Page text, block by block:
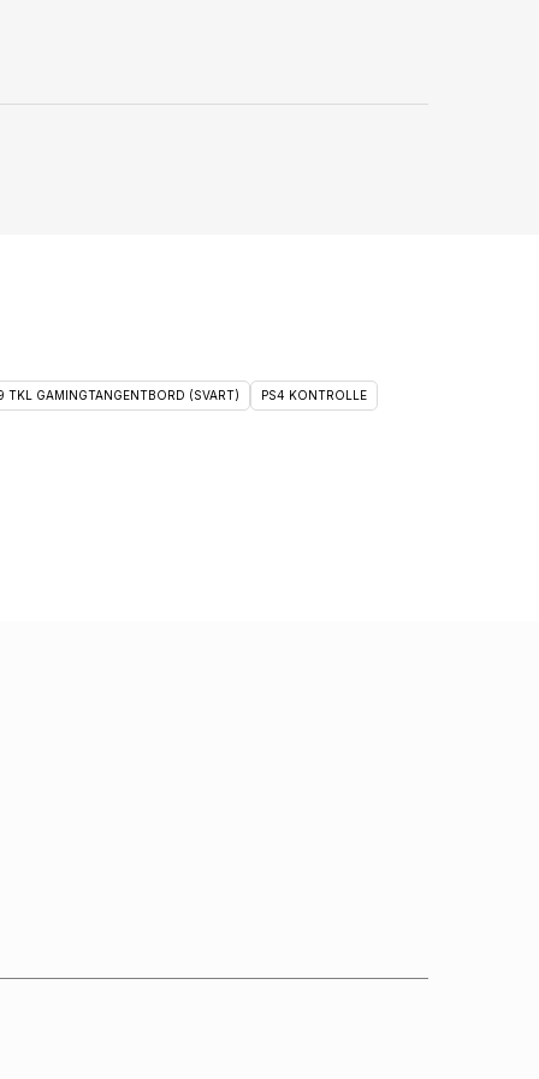
TKL GAMINGTANGENTBORD (SVART) PS4 KONTROLLE